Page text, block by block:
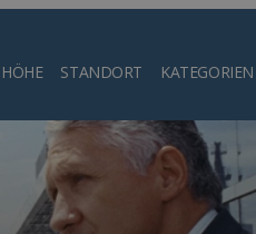
STANDORT KATEGORIEN
Suchen